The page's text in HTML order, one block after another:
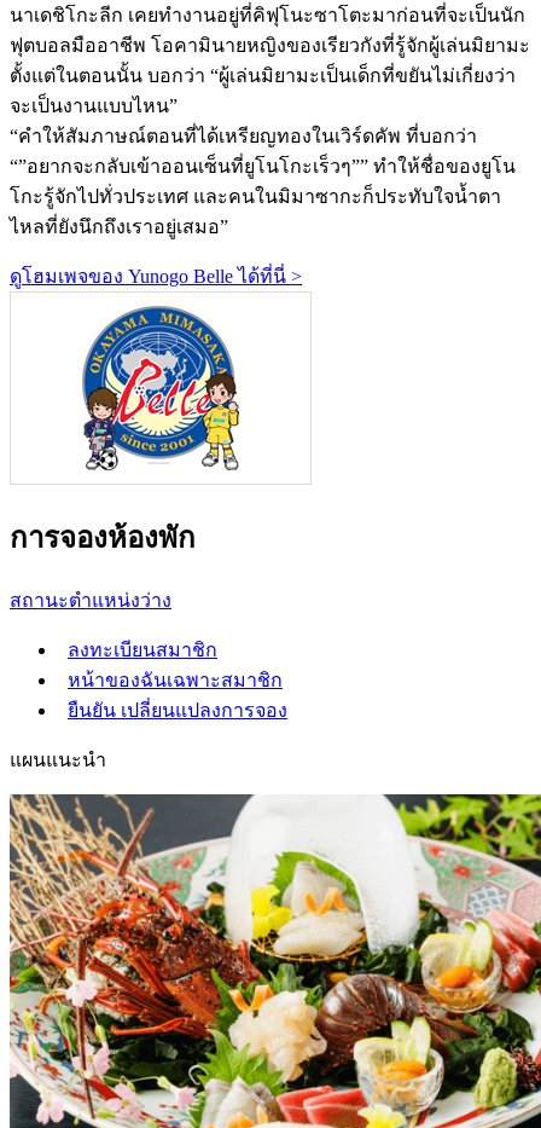
นาเดชิโกะลีก เคยทำงานอยู่ที่คิฟุโนะซาโตะมาก่อนที่จะเป็นนัก
ฟุตบอลมืออาชีพ โอคามินายหญิงของเรียวกังที่รู้จักผู้เล่นมิยามะ
ตั้งแต่ในตอนนั้น บอกว่า “ผู้เล่นมิยามะเป็นเด็กที่ขยันไม่เกี่ยงว่า
จะเป็นงานแบบไหน”
“คำให้สัมภาษณ์ตอนที่ได้เหรียญทองในเวิร์ดคัพ ที่บอกว่า
“”อยากจะกลับเข้าออนเซ็นที่ยูโนโกะเร็วๆ”” ทำให้ชื่อของยูโน
โกะรู้จักไปทั่วประเทศ และคนในมิมาซากะก็ประทับใจน้ำตา
ไหลที่ยังนึกถึงเราอยู่เสมอ”
ดูโฮมเพจของ Yunogo Belle ได้ที่นี่ >
การจองห้องพัก
สถานะตำแหน่งว่าง
ลงทะเบียนสมาชิก
หน้าของฉันเฉพาะสมาชิก
ยืนยัน เปลี่ยนแปลงการจอง
แผนแนะนำ